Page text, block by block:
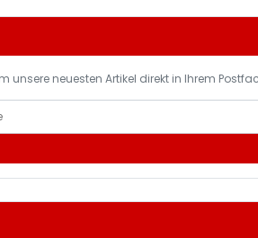
unsere neuesten Artikel direkt in Ihrem